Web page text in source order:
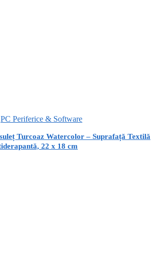
PC Periferice & Software
Turcoaz Watercolor – Suprafață Textilă
22 x 18 cm